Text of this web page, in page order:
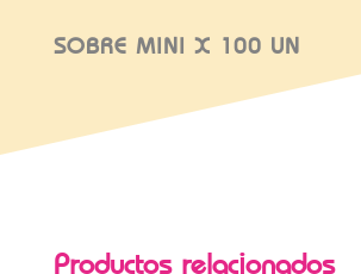
SOBRE MINI X 100 UN
Productos relacionados